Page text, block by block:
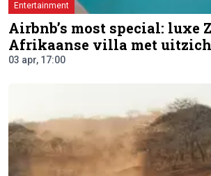
Entertainment
Airbnb’s most special: luxe
Afrikaanse villa met
03 apr, 17:00